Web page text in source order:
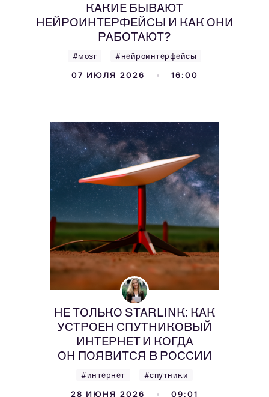
КАКИЕ БЫВАЮТ
НЕЙРОИНТЕРФЕЙСЫ И КАК ОНИ
РАБОТАЮТ?
#мозг #нейроинтерфейсы
07 ИЮЛЯ 2026 16:00
НЕ ТОЛЬКО STARLINK: КАК
УСТРОЕН СПУТНИКОВЫЙ
ИНТЕРНЕТ И КОГДА
ОН ПОЯВИТСЯ В РОССИИ
#интернет #спутники
28 ИЮНЯ 2026 09:01